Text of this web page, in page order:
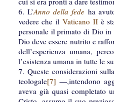
6. L’Anno della fede ha
vedere che ilVaticano IIè
personale il primato di Dio in
Dio deve essere nutrito e
dell’esperienza umana,
l’esistenza umana in tutte le
7. Queste considerazioni
teologale[7] —,intendono
aveva già quasi completato